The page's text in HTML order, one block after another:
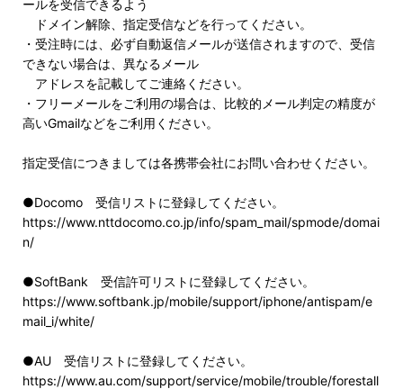
ールを受信できるよう
ドメイン解除、指定受信などを行ってください。
・受注時には、必ず自動返信メールが送信されますので、受信
できない場合は、異なるメール
アドレスを記載してご連絡ください。
・フリーメールをご利用の場合は、比較的メール判定の精度が
高いGmailなどをご利用ください。
指定受信につきましては各携帯会社にお問い合わせください。
●Docomo 受信リストに登録してください。
https://www.nttdocomo.co.jp/info/spam_mail/spmode/domai
n/
●SoftBank 受信許可リストに登録してください。
https://www.softbank.jp/mobile/support/iphone/antispam/e
mail_i/white/
●AU 受信リストに登録してください。
https://www.au.com/support/service/mobile/trouble/forestall